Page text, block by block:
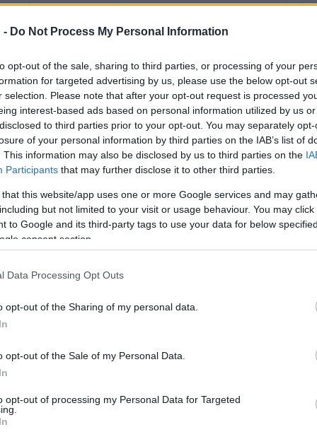
- Do Not Process My Personal Information
opt-out of the sale, sharing to third parties, or processing of your
for targeted advertising by us, please use the below opt-out
selection. Please note that after your opt-out request is processed
interest-based ads based on personal information utilized by us
to third parties prior to your opt-out. You may separately
of your personal information by third parties on the IAB’s list of
This information may also be disclosed by us to third parties on the
Participants that may further disclose it to other third parties.
that this website/app uses one or more Google services and may
but not limited to your visit or usage behaviour. You may
to Google and its third-party tags to use your data for below
consent section.
Data Processing Opt Outs
opt-out of the Sharing of my personal data.
opt-out of the Sale of my Personal Data.
opt-out of processing my Personal Data for Targeted
Intézetben. Az idei díjazott Horváth János miskolci
kedden.
is ismertStein Anna a művészeti
is bemutatták Franciaországban és Magyarországon,
kortárs művészeknek szentelt Párizs–Budapestcímű
a nevét viselő díjat is alapított, amelyet ezentúl kétévente
támogatni. A pályamunkák közül szakmai zsűri
hét testvérével mélyszegénységben nőtt fel. Kitartásának
Főiskolán Budapesten. Noha 19 éves korától
Szociális munkásként a közösségépítésben is nagy
megérteni a világot. Műveit hazai és nemzetközi
szavakkal is tükrözi a sok nyomorúsággal járó életformát
fontos dolognak azt tartom, hogy jó tudjon maradni az
a közösség építése és szolgálata misszió, a család és a